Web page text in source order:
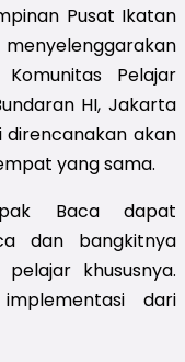
Pusat Ikatan
Pelajar
HI, Jakarta
akan
yang sama.
Baca dapat
dan bangkitnya
khususnya.
dari